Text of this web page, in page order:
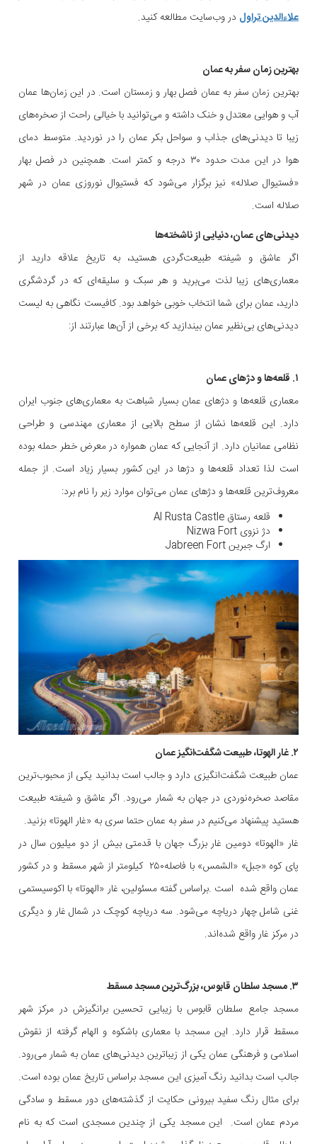
علاءالدین تراول در وب‌سایت مطالعه کنید.
بهترین زمان سفر به عمان
بهترین زمان سفر به عمان فصل بهار و زمستان است. در این زمان‌ها عمان
آب و هوایی معتدل و خنک داشته و می‌توانید با خیالی راحت از صخره‌های
زیبا تا دیدنی‌های جذاب و سواحل بکر عمان را در نوردید. متوسط دمای
هوا در این مدت حدود ۳۰ درجه و کمتر است. همچنین در فصل بهار
«فستیوال صلاله» نیز برگزار می‌شود که فستیوال نوروزی عمان در شهر
صلاله است.
دیدنی‌های عمان، دنیایی از ناشخته‌ها
اگر عاشق و شیفته طبیعت‌گردی هستید، به تاریخ علاقه دارید از
معماری‌های زیبا لذت می‌برید و هر سبک و سلیقه‌ای که در گردشگری
دارید، عمان برای شما انتخاب خوبی خواهد بود. کافیست نگاهی به لیست
دیدنی‌های بی‌نظیر عمان بیندازید که برخی از آن‌ها عبارتند از:
۱. قلعه‌ها و دژ‌های عمان
معماری قلعه‌ها و دژهای عمان بسیار شباهت به معماری‌های جنوب ایران
دارد. این قلعه‌ها نشان از سطح بالایی از معماری مهندسی و طراحی
نظامی عمانیان دارد. از آنجایی که عمان همواره در معرض خطر حمله بوده
است لذا تعداد قلعه‌ها و دژها در این کشور بسیار زیاد است. از جمله
معروف‌ترین قلعه‌ها و دژهای عمان می‌توان موارد زیر را نام برد:
قلعه رستاق Al Rusta Castle
دژ نزوی Nizwa Fort
ارگ جبرین Jabreen Fort
۲. غار الهوتا، طبیعت شگفت‌انگیز عمان
عمان طبیعت شگفت‌انگیزی دارد و جالب است بدانید یکی از محبوب‌ترین
مقاصد صخره‌نوردی در جهان به شمار می‌رود. اگر عاشق و شیفته طبیعت
هستید پیشنهاد می‌کنیم در سفر به عمان حتما سری به «غار الهوتا» بزنید.
غار «الهوتا» دومین غار بزرگ جهان با قدمتی بیش از دو میلیون سال در
پای کوه «جبل» «الشمس» با فاصله۲۵۰ کیلومتر از شهر مسقط و در کشور
عمان واقع شده است .براساس گفته مسئولین، غار «الهوتا» با اکوسیستمی
غنی شامل چهار دریاچه می‌شود. سه دریاچه کوچک در شمال غار و دیگری
در مرکز غار واقع شده‌اند.
۳. مسجد سلطان قابوس، بزرگ‌ترین مسجد مسقط
مسجد جامع سلطان قابوس با زیبایی تحسین برانگیزش در مرکز شهر
مسقط قرار دارد. این مسجد با معماری باشکوه و الهام گرفته از نقوش
اسلامی و فرهنگی عمان یکی از زیباترین دیدنی‌های عمان به شمار می‌رود.
جالب است بدانید رنگ آمیزی این مسجد براساس تاریخ عمان بوده است.
برای مثال رنگ سفید بیرونی حکایت از گذشته‌های دور مسقط و سادگی
مردم عمان است. این مسجد یکی از چندین مسجدی است که به نام